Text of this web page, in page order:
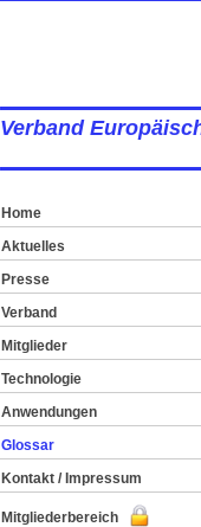
Verband
Home
Aktuelles
Presse
Verband
Mitglieder
Technologie
Anwendungen
Glossar
Kontakt / Impressum
Mitgliederbereich